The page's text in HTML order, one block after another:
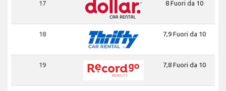
17 8 Fuori da 10
18 7,9 Fuori da 10
19 7,8 Fuori da 10